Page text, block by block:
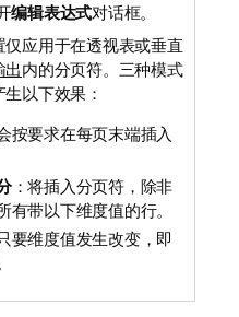
编辑表达式对话框。
仅应用于在透视表或垂直
出内的分页符。三种模式
以下效果：
按要求在每页末端插入
：将插入分页符，除非
有带以下维度值的行。
要维度值发生改变，即